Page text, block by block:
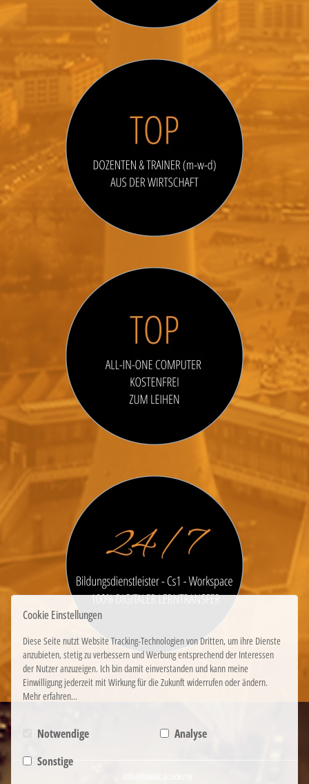
Cookie Einstellungen
Diese Seite nutzt Website Tracking-Technologien von Dritten, um ihre Dienste
anzubieten, stetig zu verbessern und Werbung entsprechend der Interessen
der Nutzer anzuzeigen. Ich bin damit einverstanden und kann meine
Einwilligung jederzeit mit Wirkung für die Zukunft widerrufen oder ändern.
Mehr erfahren...
Notwendige
Analyse
Sonstige